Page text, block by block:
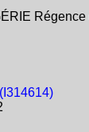
Régence